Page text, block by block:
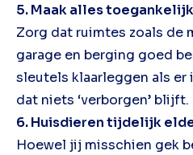
5. Maak alles toegankelijk
Zorg dat ruimtes zoals de
garage en berging goed
sleutels klaarleggen als
dat niets ‘verborgen’ blijft.
6. Huisdieren tijdelijk
Hoewel jij misschien gek